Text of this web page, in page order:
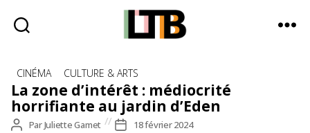
Bag
-
Média
Catégories
CINÉMA CULTURE & ARTS
La zone d’intérêt : médiocrité
horrifiante au jardin d’Eden
Auteur
ParJuliette Gamet
Date18 février 2024